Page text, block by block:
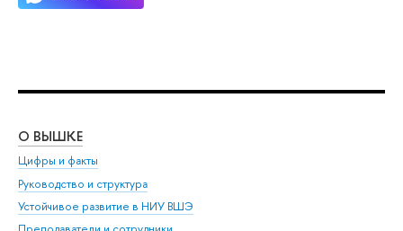
О ВЫШКЕ
Цифры и факты
Руководство и структура
Устойчивое развитие в НИУ ВШЭ